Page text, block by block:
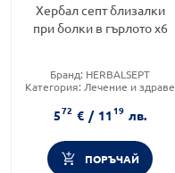
Хербал септ близалки
при болки в гърлото х6
Бранд: HERBALSEPT
Категория: Лечение и здраве
близалки
572 € / 1119 лв.
ПОРЪЧАЙ